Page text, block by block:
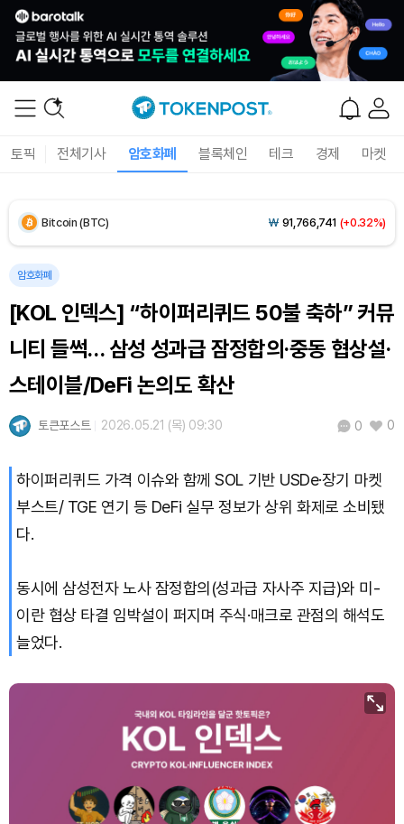
토픽 전체기사 암호화폐 블록체인 테크 경제 마켓
Bitcoin (BTC) ₩ 91,766,741 (+0.32%)
Ethereum (ETH)
Tether USDt (USDT) ₩1,421(-0.01%)
BNB (BNB) ₩842,885(-1.10%)
Hyperliquid (HYPE) ₩ 79,639(-2.12%)
암호화폐
[KOL 인덱스] “하이퍼리퀴드 50불 축하” 커뮤
니티 들썩… 삼성 성과급 잠정합의·중동 협상설·
스테이블/DeFi 논의도 확산
토큰포스트 2026.05.21 (목) 09:30 0 0
하이퍼리퀴드 가격 이슈와 함께 SOL 기반 USDe·장기 마켓
부스트/ TGE 연기 등 DeFi 실무 정보가 상위 화제로 소비됐
다.
동시에 삼성전자 노사 잠정합의(성과급 자사주 지급)와 미-
이란 협상 타결 임박설이 퍼지며 주식·매크로 관점의 해석도
늘었다.